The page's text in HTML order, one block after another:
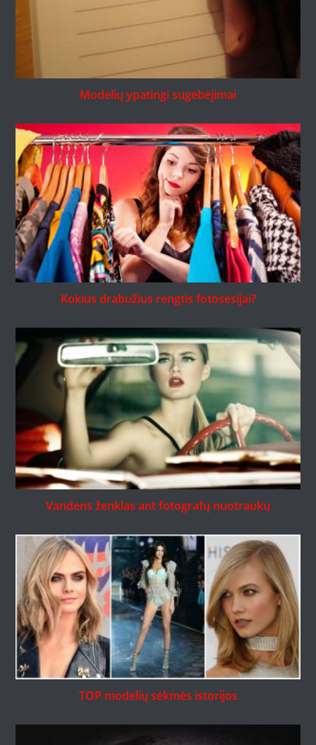
Modelių ypatingi sugebėjimai
Kokius drabužius rengtis fotosesijai?
Vandens ženklas ant fotografų nuotraukų
TOP modelių sėkmės istorijos